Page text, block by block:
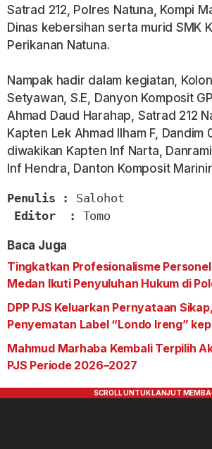
Satrad 212, Polres Natuna, Kompi
Dinas kebersihan serta murid SMK
Perikanan Natuna.
Nampak hadir dalam kegiatan,
Setyawan, S.E, Danyon Komposit
Ahmad Daud Harahap, Satrad 212
Kapten Lek Ahmad Ilham F, Dandim
diwakikan Kapten Inf Narta,
Inf Hendra, Danton Komposit
Penulis : Salohot
Editor  : Tomo
Baca Juga
Tingkatkan Profesionalisme
Medan Ikuti Penyuluhan Hukum di
DPP PJS Keluarkan Pernyataan
Penyematan Label “Londo Ireng”
Mahmud Marhaba Kembali Terpilih
PJS Periode 2026–2027